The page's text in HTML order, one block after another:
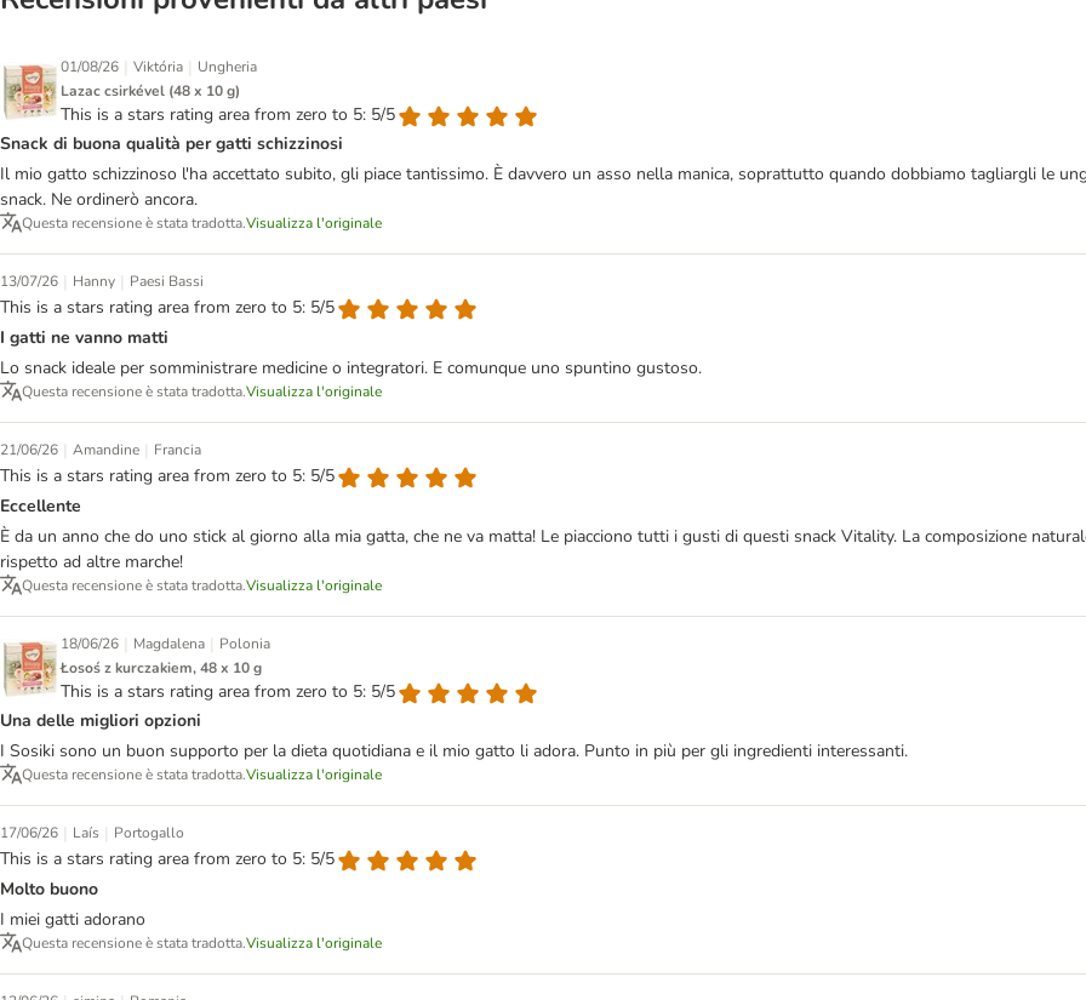
01/08/26 | Viktória | Ungheria
Lazac csirkével (48 x 10 g)
This is a stars rating area from zero to 5: 5/5
Snack di buona qualità per gatti schizzinosi
Il mio gatto schizzinoso l'ha accettato subito, gli piace tantissimo. È davvero un asso nella manica, soprattutto quando dobbiamo tagliargli le
snack. Ne ordinerò ancora.
Questa recensione è stata tradotta.Visualizza l'originale
13/07/26 | Hanny | Paesi Bassi
This is a stars rating area from zero to 5: 5/5
I gatti ne vanno matti
Lo snack ideale per somministrare medicine o integratori. E comunque uno spuntino gustoso.
Questa recensione è stata tradotta.Visualizza l'originale
21/06/26 | Amandine | Francia
This is a stars rating area from zero to 5: 5/5
Eccellente
È da un anno che do uno stick al giorno alla mia gatta, che ne va matta! Le piacciono tutti i gusti di questi snack Vitality. La composizione
rispetto ad altre marche!
Questa recensione è stata tradotta.Visualizza l'originale
18/06/26 | Magdalena | Polonia
Łosoś z kurczakiem, 48 x 10 g
This is a stars rating area from zero to 5: 5/5
Una delle migliori opzioni
I Sosiki sono un buon supporto per la dieta quotidiana e il mio gatto li adora. Punto in più per gli ingredienti interessanti.
Questa recensione è stata tradotta.Visualizza l'originale
17/06/26 | Laís | Portogallo
This is a stars rating area from zero to 5: 5/5
Molto buono
I miei gatti adorano
Questa recensione è stata tradotta.Visualizza l'originale